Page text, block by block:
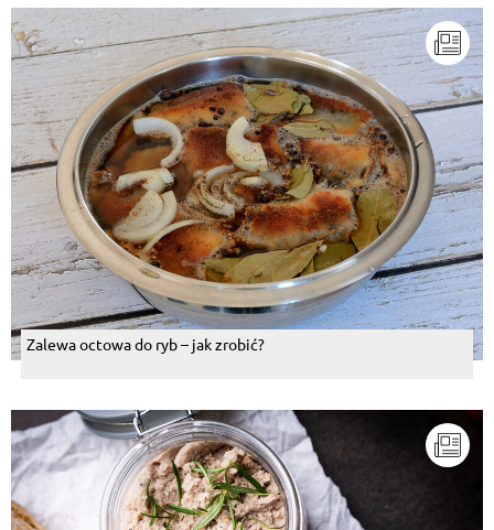
Zalewa octowa do ryb – jak zrobić?